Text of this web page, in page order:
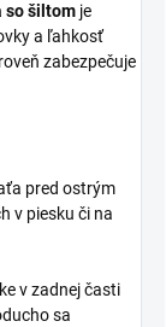
so šiltom je
a ľahkosť
zabezpečuje
pred ostrým
v piesku či na
v zadnej časti
sa